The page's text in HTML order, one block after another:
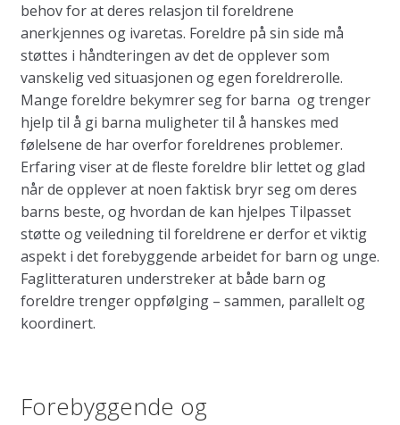
behov for at deres relasjon til foreldrene
anerkjennes og ivaretas. Foreldre på sin side må
støttes i håndteringen av det de opplever som
vanskelig ved situasjonen og egen foreldrerolle.
Mange foreldre bekymrer seg for barna og trenger
hjelp til å gi barna muligheter til å hanskes med
følelsene de har overfor foreldrenes problemer.
Erfaring viser at de fleste foreldre blir lettet og glad
når de opplever at noen faktisk bryr seg om deres
barns beste, og hvordan de kan hjelpes Tilpasset
støtte og veiledning til foreldrene er derfor et viktig
aspekt i det forebyggende arbeidet for barn og unge.
Faglitteraturen understreker at både barn og
foreldre trenger oppfølging – sammen, parallelt og
koordinert.
Forebyggende og